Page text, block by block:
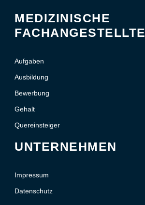
MEDIZINISCHE
FACHANGESTELLTE
Aufgaben
Ausbildung
Bewerbung
Gehalt
Quereinsteiger
UNTERNEHMEN
Impressum
Datenschutz